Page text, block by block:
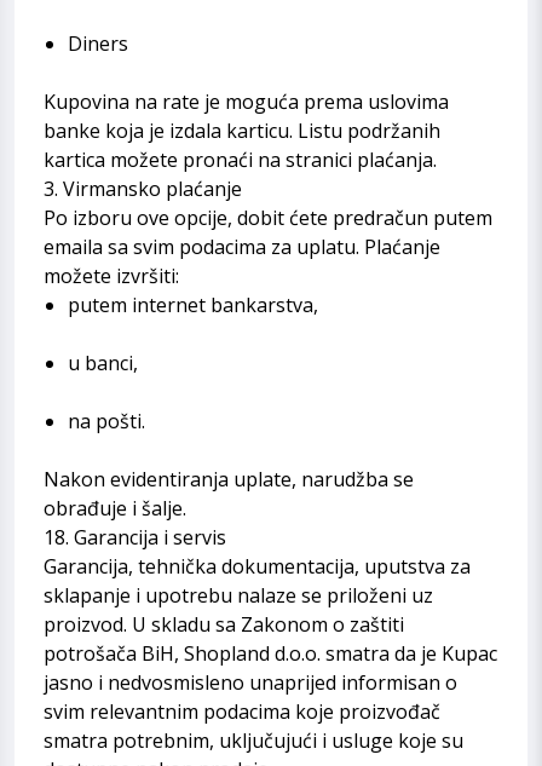
Diners
Kupovina na rate je moguća prema uslovima
banke koja je izdala karticu. Listu podržanih
kartica možete pronaći na stranici plaćanja.
3. Virmansko plaćanje
Po izboru ove opcije, dobit ćete predračun putem
emaila sa svim podacima za uplatu. Plaćanje
možete izvršiti:
putem internet bankarstva,
u banci,
na pošti.
Nakon evidentiranja uplate, narudžba se
obrađuje i šalje.
18. Garancija i servis
Garancija, tehnička dokumentacija, uputstva za
sklapanje i upotrebu nalaze se priloženi uz
proizvod. U skladu sa Zakonom o zaštiti
potrošača BiH, Shopland d.o.o. smatra da je Kupac
jasno i nedvosmisleno unaprijed informisan o
svim relevantnim podacima koje proizvođač
smatra potrebnim, uključujući i usluge koje su